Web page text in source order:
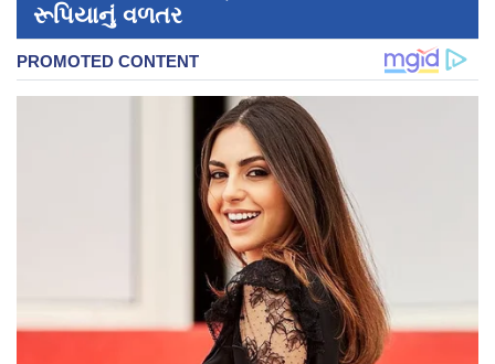
રૂપિયાનું વળતર